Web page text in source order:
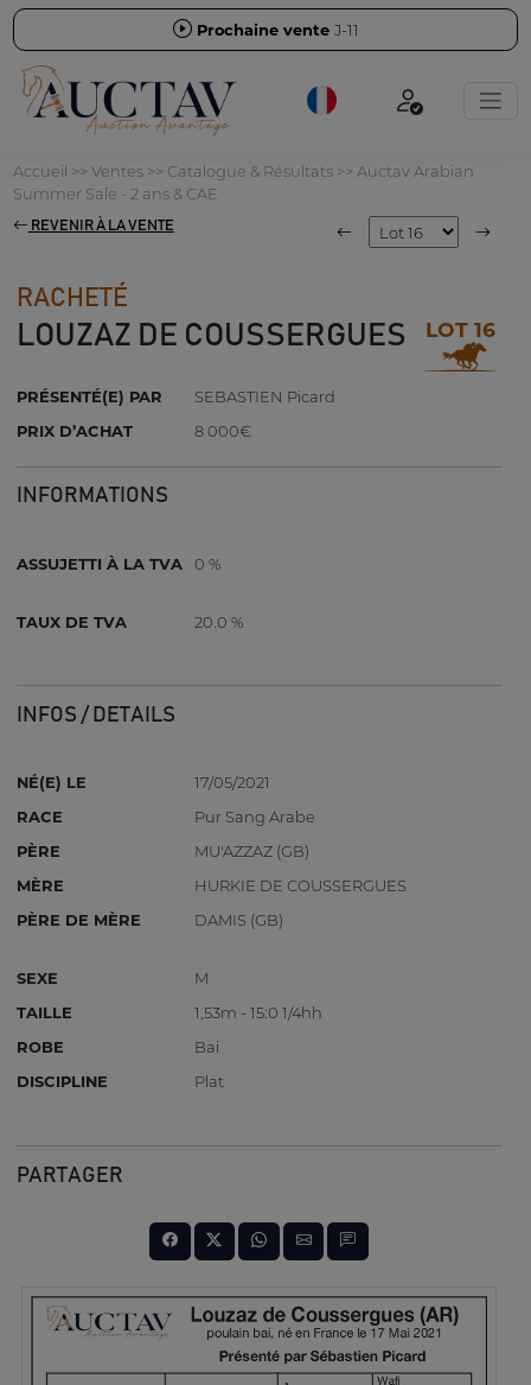
Prochaine vente J-11
Accueil >> Ventes>> Catalogue & Résultats>> Auctav Arabian
Summer Sale - 2 ans & CAE
REVENIR À LA VENTE
RACHETÉ
LOUZAZ DE COUSSERGUES LOT 16
PRÉSENTÉ(E) PAR
SEBASTIEN Picard
PRIX D’ACHAT
8 000€
INFORMATIONS
ASSUJETTI À LA TVA 0 %
TAUX DE TVA 20.0 %
INFOS / DETAILS
NÉ(E) LE
17/05/2021
RACE
Pur Sang Arabe
PÈRE
MU'AZZAZ (GB)
MÈRE
HURKIE DE COUSSERGUES
PÈRE DE MÈRE
DAMIS (GB)
SEXE
M
TAILLE
1,53m - 15:0 1/4hh
ROBE
Bai
DISCIPLINE
Plat
PARTAGER